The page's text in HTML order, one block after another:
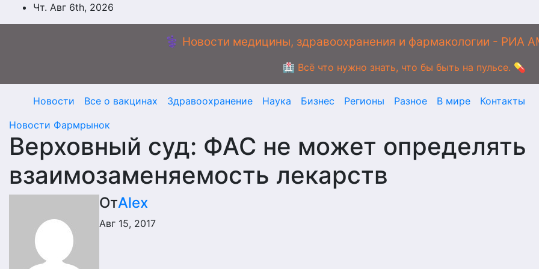
Перейти
к
Чт. Авг 6th, 2026
⚕️ Новости медицины, здравоохранения и фармакологии -
🏥 Всё что нужно знать, что бы быть на пульсе. 💊
Новости Все о вакцинах Здравоохранение Наука Бизнес Регионы Разное В мире
Контакты
Новости Фармрынок
Верховный суд: ФАС не может определять
взаимозаменяемость лекарств
ОтAlex
Авг 15, 2017